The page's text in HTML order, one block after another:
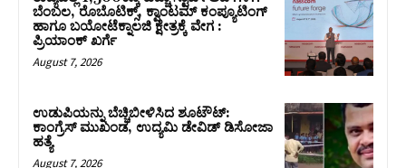
ಬೆಂಬಲ, ರೊಬೊಟಿಕ್ಸ್, ಕ್ವಾಂಟಮ್ ಕಂಪ್ಯೂಟಿಂಗ್
ಹಾಗೂ ಬಯೋಟೆಕ್ನಾಲಜಿ ಕ್ಷೇತ್ರಕ್ಕೆ ವೇಗ :
ಪ್ರಿಯಾಂಕ್‌ ಖರ್ಗೆ
August 7, 2026
ಉಡುಪಿಯನ್ನು ಬೆಚ್ಚಿಬೀಳಿಸಿದ ಶೂಟೌಟ್‌:
ಕಾಂಗ್ರೆಸ್‌ ಮುಖಂಡ, ಉದ್ಯಮಿ ಡೇವಿಡ್ ಡಿಸೋಜಾ
ಹತ್ಯೆ
August 7, 2026